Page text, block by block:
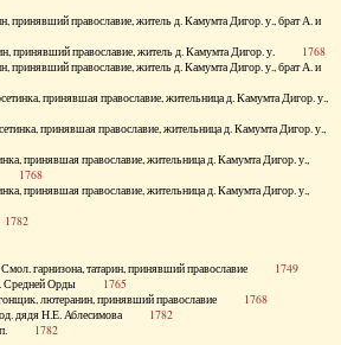
принявший православие, житель д. Камумта Дигор. у., брат А. и
принявший православие, житель д. Камумта Дигор. у. 1768
принявший православие, житель д. Камумта Дигор. у., брат А. и
принявшая православие, жительница д. Камумта Дигор. у.,
принявшая православие, жительница д. Камумта Дигор. у.,
принявшая православие, жительница д. Камумта Дигор. у.,
1768
принявшая православие, жительница д. Камумта Дигор. у.,
1782
Смол. гарнизона, татарин, принявший православие 1749
Средней Орды 1765
лютеранин, принявший православие 1768
дядя Н.Е. Аблесимова 1782
1782